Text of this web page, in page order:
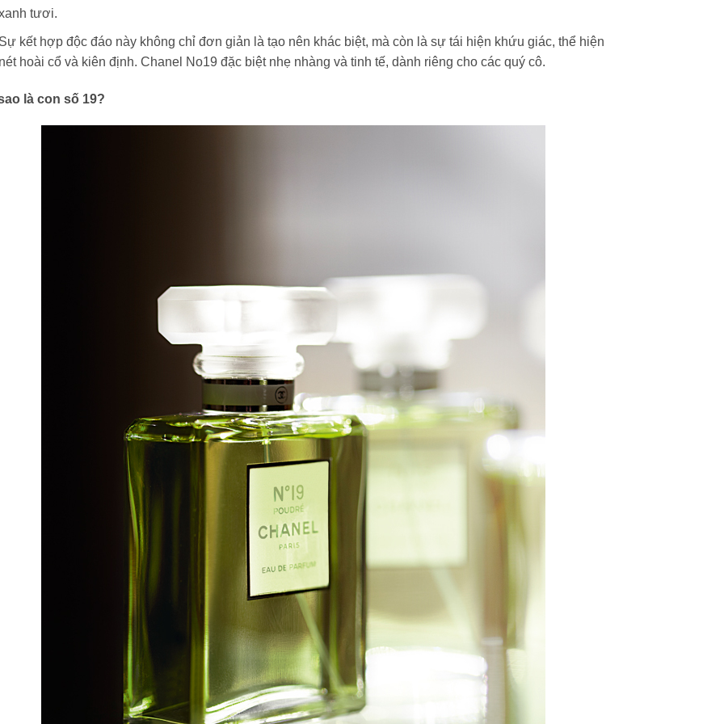
tươi.
kết hợp độc đáo này không chỉ đơn giản là tạo nên khác biệt, mà còn là sự tái hiện khứu giác, thể hiện
hoài cổ và kiên định. Chanel No19 đặc biệt nhẹ nhàng và tinh tế, dành riêng cho các quý cô.
là con số 19?